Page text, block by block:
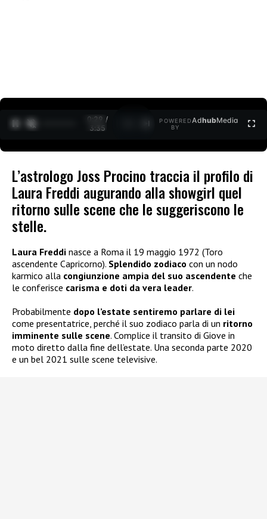
0:30 /
3:35
POWERED
BY
AdhubMedia
L’astrologo Joss Procino traccia il profilo di
Laura Freddi augurando alla showgirl quel
ritorno sulle scene che le suggeriscono le
stelle.
Laura Freddi nasce a Roma il 19 maggio 1972 (Toro
ascendente Capricorno). Splendido zodiaco con un nodo
karmico alla congiunzione ampia del suo ascendente che
le conferisce carisma e doti da vera leader.
Probabilmente dopo l’estate sentiremo parlare di lei
come presentatrice, perché il suo zodiaco parla di un ritorno
imminente sulle scene. Complice il transito di Giove in
moto diretto dalla fine dell’estate. Una seconda parte 2020
e un bel 2021 sulle scene televisive.